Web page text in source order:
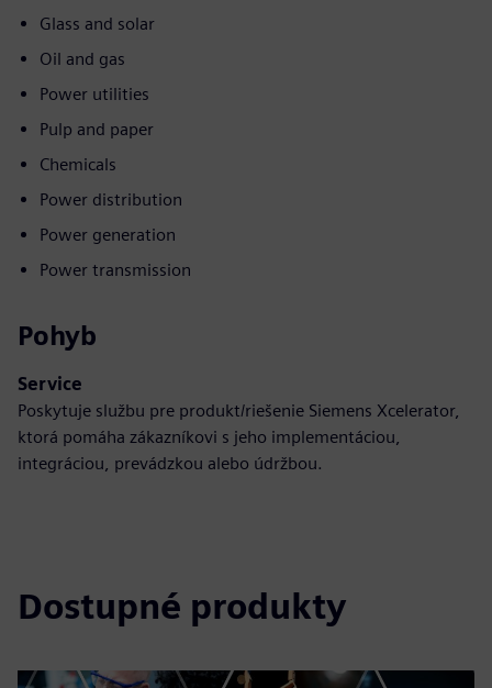
Glass and solar
Oil and gas
Power utilities
Pulp and paper
Chemicals
Power distribution
Power generation
Power transmission
Pohyb
Service
Poskytuje službu pre produkt/riešenie Siemens Xcelerator,
ktorá pomáha zákazníkovi s jeho implementáciou,
integráciou, prevádzkou alebo údržbou.
Dostupné produkty